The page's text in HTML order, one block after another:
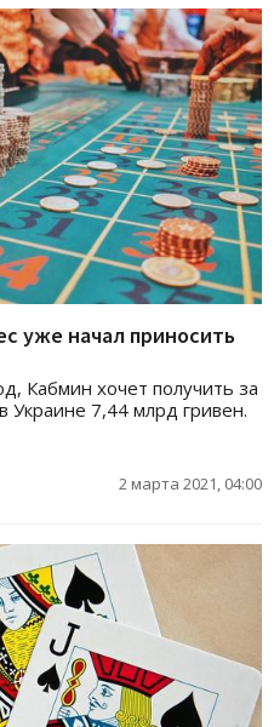
уже начал приносить
Кабмин хочет получить за
Украине 7,44 млрд гривен.
2 марта 2021, 04:00